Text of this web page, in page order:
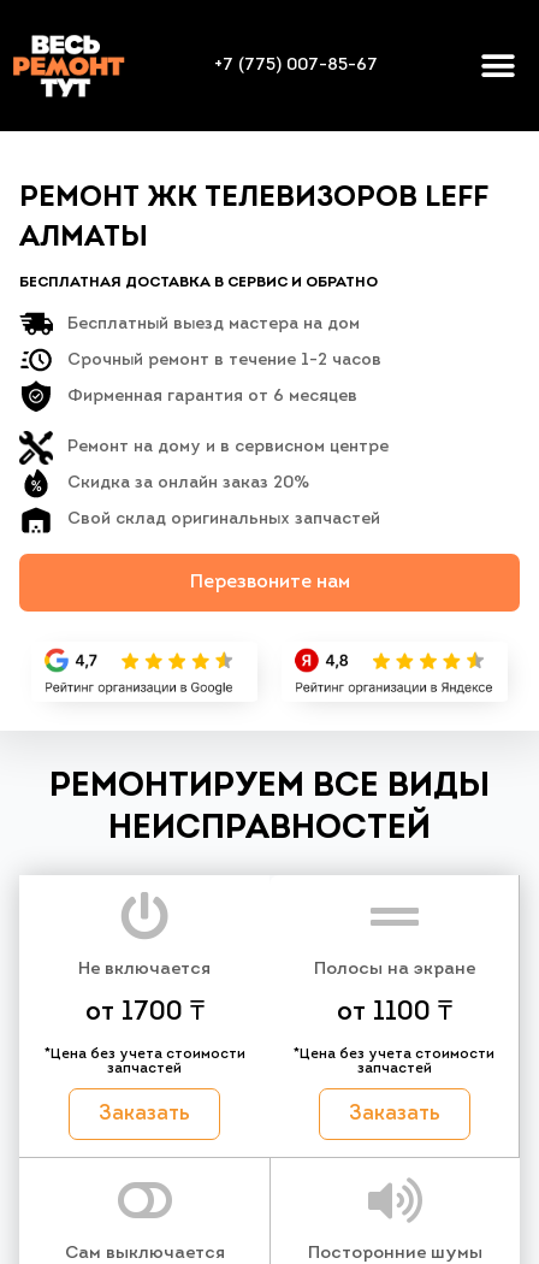
+7 (775) 007-85-67
РЕМОНТ ЖК ТЕЛЕВИЗОРОВ LEFF
АЛМАТЫ
БЕСПЛАТНАЯ ДОСТАВКА В СЕРВИС И ОБРАТНО
Бесплатный выезд мастера на дом
Срочный ремонт в течение 1-2 часов
Фирменная гарантия от 6 месяцев
Ремонт на дому и в сервисном центре
Скидка за онлайн заказ 20%
Свой склад оригинальных запчастей
Перезвоните нам
РЕМОНТИРУЕМ ВСЕ ВИДЫ
НЕИСПРАВНОСТЕЙ
Не включается
от 1700 ₸
*Цена без учета стоимости
запчастей
Заказать
Полосы на экране
от 1100 ₸
*Цена без учета стоимости
запчастей
Заказать
Сам выключается Посторонние шумы